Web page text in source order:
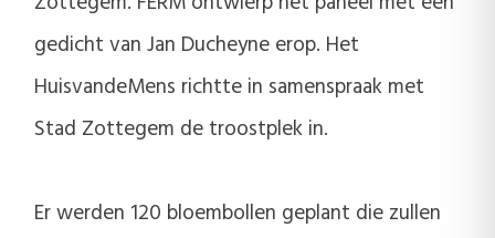
gedicht van Jan Ducheyne erop. Het
HuisvandeMens richtte in samenspraak met
Stad Zottegem de troostplek in.
Er werden 120 bloembollen geplant die zullen